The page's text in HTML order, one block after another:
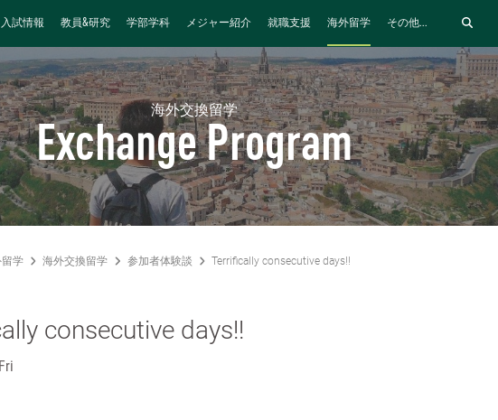
入試情報 教員&研究 学部学科 メジャー紹介 就職支援 海外留学 その他...
海外交換留学
Exchange Program
学 海外交換留学 参加者体験談 Terrifically consecutive days!!
consecutive days!!